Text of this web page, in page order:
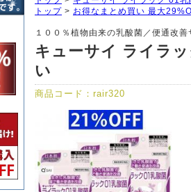
トップ > お得なまとめ買い 最大
１００％植物由来の乳酸菌／便通改
キューサイ ライラ
い
商品コード： rair320